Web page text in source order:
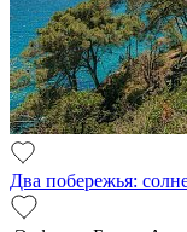
Два побережья: